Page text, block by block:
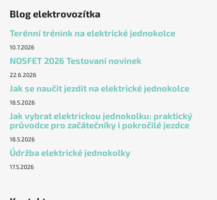
Blog elektrovozítka
Terénní trénink na elektrické jednokolce
10.7.2026
NOSFET 2026 Testovaní novinek
22.6.2026
Jak se naučit jezdit na elektrické jednokolce
18.5.2026
Jak vybrat elektrickou jednokolku: praktický
průvodce pro začátečníky i pokročilé jezdce
18.5.2026
Údržba elektrické jednokolky
17.5.2026